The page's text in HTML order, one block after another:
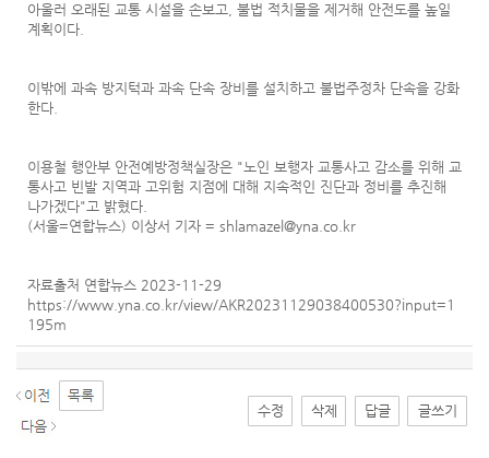
아울러 오래된 교통 시설을 손보고, 불법 적치물을 제거해 안전도를 높일
계획이다.
이밖에 과속 방지턱과 과속 단속 장비를 설치하고 불법주정차 단속을 강화
한다.
이용철 행안부 안전예방정책실장은 "노인 보행자 교통사고 감소를 위해 교
통사고 빈발 지역과 고위험 지점에 대해 지속적인 진단과 정비를 추진해
나가겠다"고 밝혔다.
(서울=연합뉴스) 이상서 기자 = shlamazel@yna.co.kr
자료출처 연합뉴스 2023-11-29
https://www.yna.co.kr/view/AKR20231129038400530?input=1
195m
수정 삭제 답글 글쓰기